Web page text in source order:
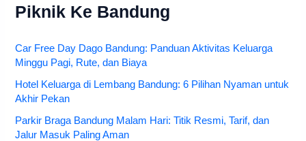
Piknik Ke Bandung
Car Free Day Dago Bandung: Panduan Aktivitas Keluarga
Minggu Pagi, Rute, dan Biaya
Hotel Keluarga di Lembang Bandung: 6 Pilihan Nyaman untuk
Akhir Pekan
Parkir Braga Bandung Malam Hari: Titik Resmi, Tarif, dan
Jalur Masuk Paling Aman